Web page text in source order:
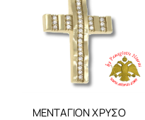
ΜΕΝΤΑΓΙΌΝ ΧΡΥΣΌ